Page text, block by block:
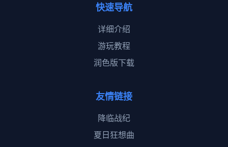
快速导航
详细介绍
游玩教程
润色版下载
友情链接
降临战纪
夏日狂想曲